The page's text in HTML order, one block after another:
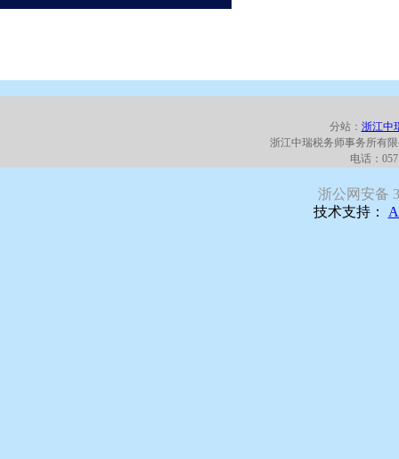
分站： 浙江中
浙江中瑞税务师事务所有
电话：
浙公网安备
技术支持：